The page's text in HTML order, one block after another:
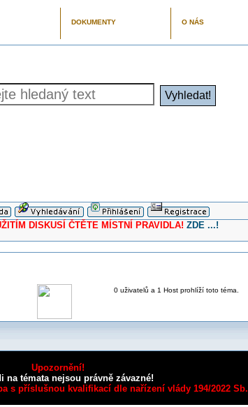
DOKUMENTY O NÁS
DISKUSÍ ČTĚTE MÍSTNÍ PRAVIDLA! ZDE ...!
0 uživatelů a 1 Host prohlíží toto téma.
Upozornění!
na témata nejsou právně závazné!
s příslušnou kvalifikací dle nařízení vlády 194/2022 Sb.